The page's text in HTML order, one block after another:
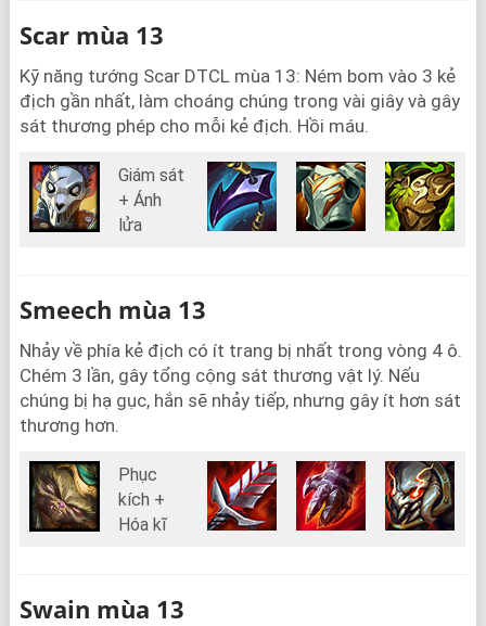
Scar mùa 13
Kỹ năng tướng Scar DTCL mùa 13: Ném bom vào 3 kẻ
địch gần nhất, làm choáng chúng trong vài giây và gây
sát thương phép cho mỗi kẻ địch. Hồi máu.
Giám sát
+ Ánh
lửa
Smeech mùa 13
Nhảy về phía kẻ địch có ít trang bị nhất trong vòng 4 ô.
Chém 3 lần, gây tổng cộng sát thương vật lý. Nếu
chúng bị hạ gục, hắn sẽ nhảy tiếp, nhưng gây ít hơn sát
thương hơn.
Phục
kích +
Hóa kĩ
Swain mùa 13